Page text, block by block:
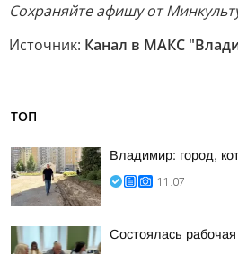
Сохраняйте афишу от
Источник: Канал в МАКС
ТОП
Владимир: город,
11:07
Состоялась